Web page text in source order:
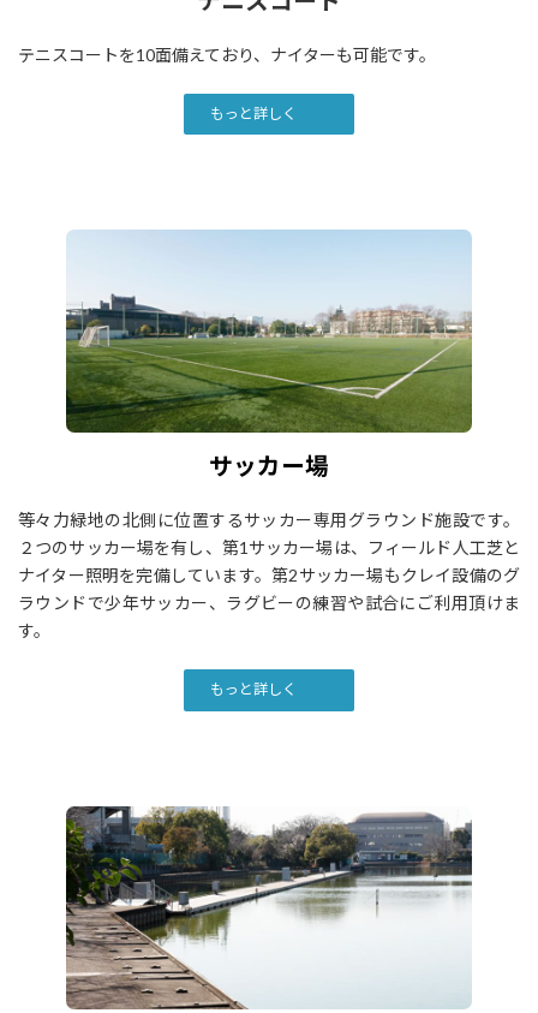
テニスコートを10面備えており、ナイターも可能です。
もっと詳しく
サッカー場
等々力緑地の北側に位置するサッカー専用グラウンド施設です。
２つのサッカー場を有し、第1サッカー場は、フィールド人工芝と
ナイター照明を完備しています。第2サッカー場もクレイ設備のグ
ラウンドで少年サッカー、ラグビーの練習や試合にご利用頂けま
す。
もっと詳しく